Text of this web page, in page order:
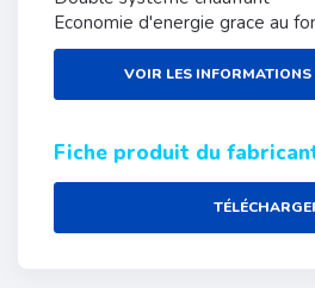
Economie d'energie grace au
VOIR LES INFORMATIONS
Fiche produit du